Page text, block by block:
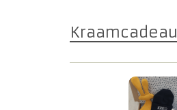
Kraamcadeau